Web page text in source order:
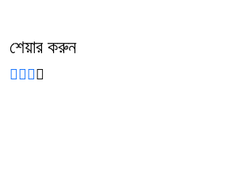
শেয়ার করুন